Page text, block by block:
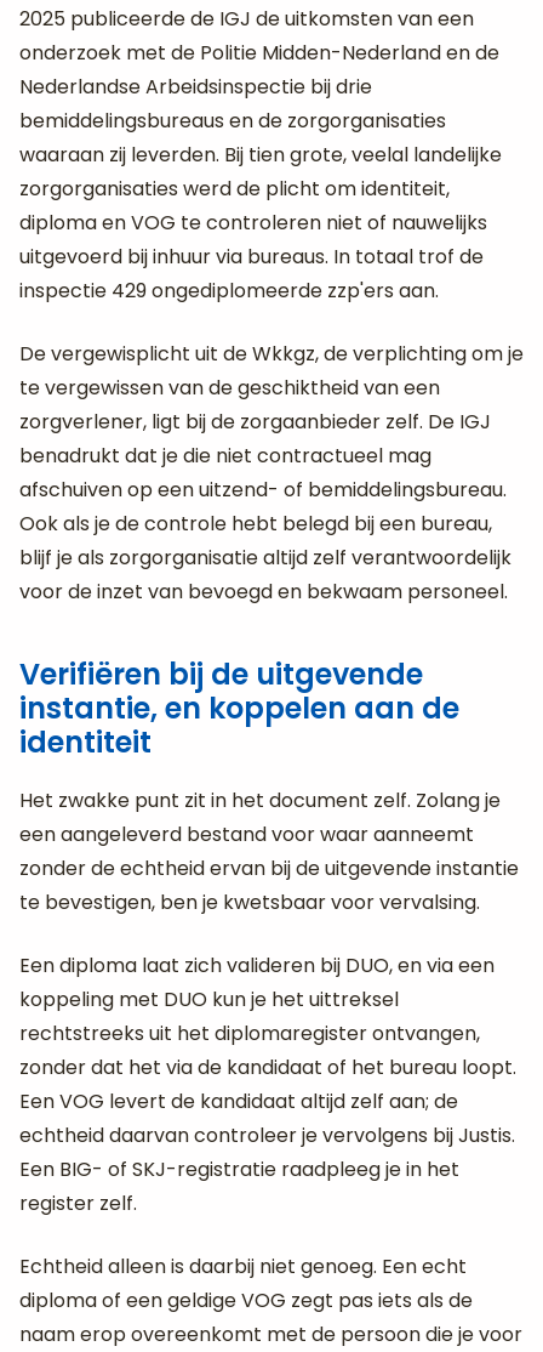
2025 publiceerde de IGJ de uitkomsten van een
onderzoek met de Politie Midden-Nederland en de
Nederlandse Arbeidsinspectie bij drie
bemiddelingsbureaus en de zorgorganisaties
waaraan zij leverden. Bij tien grote, veelal landelijke
zorgorganisaties werd de plicht om identiteit,
diploma en VOG te controleren niet of nauwelijks
uitgevoerd bij inhuur via bureaus. In totaal trof de
inspectie 429 ongediplomeerde zzp'ers aan.
De vergewisplicht uit de Wkkgz, de verplichting om je
te vergewissen van de geschiktheid van een
zorgverlener, ligt bij de zorgaanbieder zelf. De IGJ
benadrukt dat je die niet contractueel mag
afschuiven op een uitzend- of bemiddelingsbureau.
Ook als je de controle hebt belegd bij een bureau,
blijf je als zorgorganisatie altijd zelf verantwoordelijk
voor de inzet van bevoegd en bekwaam personeel.
Verifiëren bij de uitgevende
instantie, en koppelen aan de
identiteit
Het zwakke punt zit in het document zelf. Zolang je
een aangeleverd bestand voor waar aanneemt
zonder de echtheid ervan bij de uitgevende instantie
te bevestigen, ben je kwetsbaar voor vervalsing.
Een diploma laat zich valideren bij DUO, en via een
koppeling met DUO kun je het uittreksel
rechtstreeks uit het diplomaregister ontvangen,
zonder dat het via de kandidaat of het bureau loopt.
Een VOG levert de kandidaat altijd zelf aan; de
echtheid daarvan controleer je vervolgens bij Justis.
Een BIG- of SKJ-registratie raadpleeg je in het
register zelf.
Echtheid alleen is daarbij niet genoeg. Een echt
diploma of een geldige VOG zegt pas iets als de
naam erop overeenkomt met de persoon die je voor